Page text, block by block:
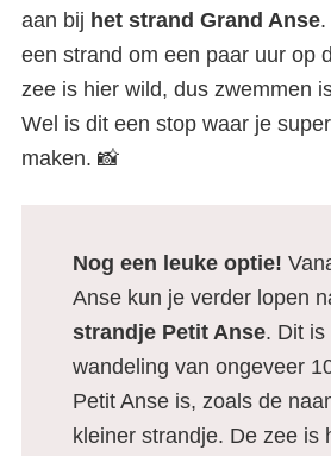
aan bij het strand Grand Anse
een strand om een paar uur op
zee is hier wild, dus zwemmen
Wel is dit een stop waar je
maken. 📸
Nog een leuke optie!
Anse kun je verder lopen
strandje Petit Anse. Dit is
wandeling van ongeveer
Petit Anse is, zoals de
kleiner strandje. De zee is